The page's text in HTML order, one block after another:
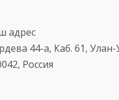
адрес
44-а, Каб. 61, Улан-
Россия